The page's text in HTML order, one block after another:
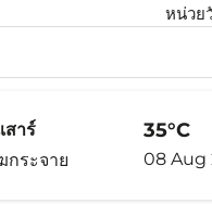
หน่วย
เซลเซียส Selected
สาร์
กระจาย
35°C
08 Aug